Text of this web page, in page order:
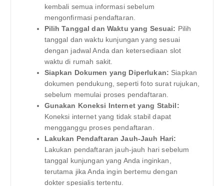
kembali semua informasi sebelum
mengonfirmasi pendaftaran.
Pilih Tanggal dan Waktu yang Sesuai: Pilih
tanggal dan waktu kunjungan yang sesuai
dengan jadwal Anda dan ketersediaan slot
waktu di rumah sakit.
Siapkan Dokumen yang Diperlukan: Siapkan
dokumen pendukung, seperti foto surat rujukan,
sebelum memulai proses pendaftaran.
Gunakan Koneksi Internet yang Stabil:
Koneksi internet yang tidak stabil dapat
mengganggu proses pendaftaran.
Lakukan Pendaftaran Jauh-Jauh Hari:
Lakukan pendaftaran jauh-jauh hari sebelum
tanggal kunjungan yang Anda inginkan,
terutama jika Anda ingin bertemu dengan
dokter spesialis tertentu.